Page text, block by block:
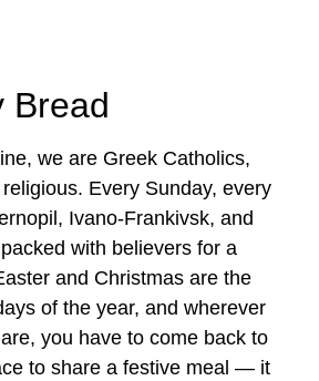
Bread
we are Greek Catholics,
Every Sunday, every
Ivano-Frankivsk, and
with believers for a
and Christmas are the
of the year, and wherever
you have to come back to
to share a festive meal — it